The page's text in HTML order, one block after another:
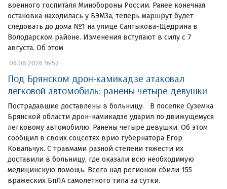
военного госпиталя Минобороны России. Ранее конечная
остановка находилась у БЭМЗа, теперь маршрут будет
следовать до дома №1 на улице Салтыкова-Щедрина в
Володарском районе. Изменения вступают в силу с 7
августа. Об этом
06.08.2026 16:52
Под Брянском дрон-камикадзе атаковал
легковой автомобиль: ранены четыре девушки
Пострадавшие доставлены в больницу. В поселке Суземка
Брянской области дрон-камикадзе ударил по движущемуся
легковому автомобилю. Ранены четыре девушки. Об этом
сообщил в своих соцсетях врио губернатора Егор
Ковальчук. С травмами разной степени тяжести их
доставили в больницу, где оказали всю необходимую
медицинскую помощь. Всего над регионом сбили 155
вражеских БпЛА самолетного типа за сутки.